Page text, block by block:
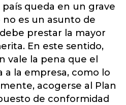
queda en un grave
es un asunto de
prestar la mayor
En este sentido,
vale la pena que el
a la empresa, como lo
acogerse al Plan
de conformidad